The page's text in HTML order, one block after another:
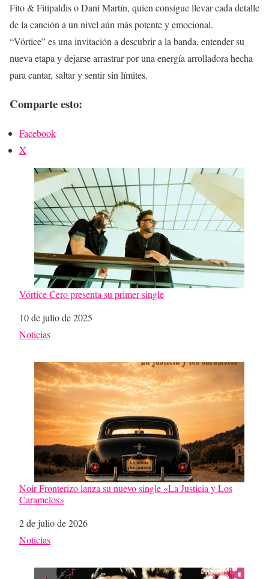
Fito & Fitipaldis o Dani Martín, quien consigue llevar cada detalle
de la canción a un nivel aún más potente y emocional.
“Vórtice” es una invitación a descubrir a la banda, entender su
nueva etapa y dejarse arrastrar por una energía arrolladora hecha
para cantar, saltar y sentir sin límites.
Comparte esto:
Facebook
X
Vórtice Cero presenta su primer single
Fecha
10 de julio de 2025
Respecto a
Noticias
Noir Fronterizo lanza su nuevo single «La Justicia y Los
Caramelos»
Fecha
2 de julio de 2026
Respecto a
Noticias